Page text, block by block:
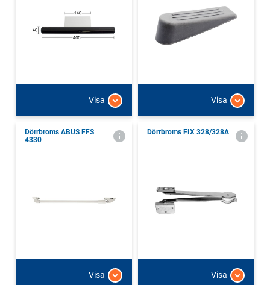
Visa Visa
Dörrbroms ABUS FFS
4330
Visa
Dörrbroms FIX 328/328A
Visa